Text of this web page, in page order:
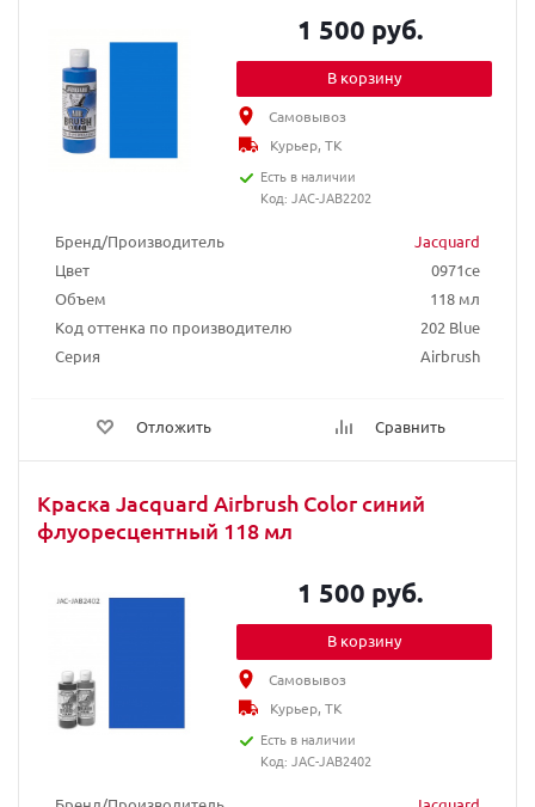
Бренд/Производитель
Jacquard
Цвет
0971ce
Объем
118 мл
Код оттенка по производителю
202 Blue
Серия
Airbrush
Отложить Сравнить
1 500 руб.
В корзину
Самовывоз
Курьер, ТК
Есть в наличии
Код: JAC-JAB2202
Краска Jacquard Airbrush Color синий
флуоресцентный 118 мл
1 500 руб.
В корзину
Самовывоз
Курьер, ТК
Есть в наличии
Код: JAC-JAB2402